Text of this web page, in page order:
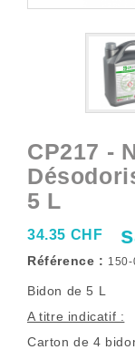
CP217 -
5 L
34.35 CHF
Référence : 150-
Bidon de 5 L
A titre indicatif :
Carton de 4